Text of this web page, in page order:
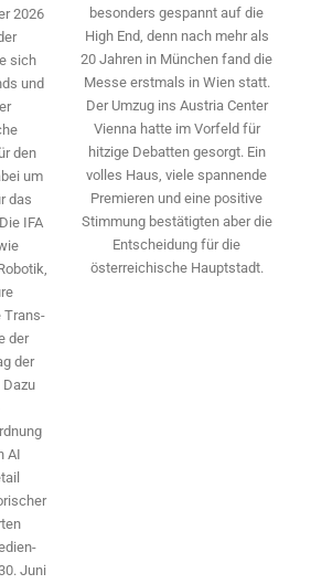
2026
sich
und
den
um
das
IFA
Trans­
der
der
AI
Juni
besonders gespannt auf die
High End, denn nach mehr als
20 Jahren in München fand die
Messe erstmals in Wien statt.
Der Umzug ins Austria Center
Vienna hatte im Vorfeld für
hitzige Debatten gesorgt. Ein
volles Haus, viele spannende
Premieren und eine positive
Stimmung bestätigten aber die
Entscheidung für die
österreichische Hauptstadt.